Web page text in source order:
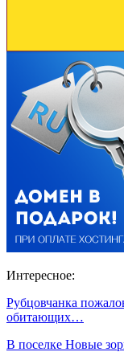
Интересное:
Рубцовчанка
обитающих…
В поселке Новые